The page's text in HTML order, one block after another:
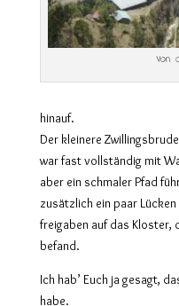
Von
hinauf.
Der kleinere
war fast vollständig mit
aber ein schmaler Pfad
zusätzlich ein paar
freigaben auf das Kloster,
befand.
Ich hab’ Euch ja gesagt,
habe.